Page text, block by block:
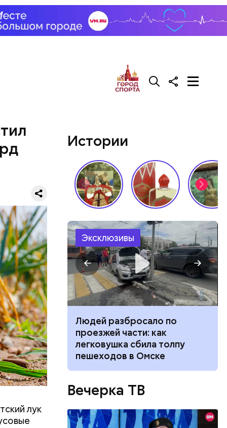
лук
со
и
это
Истории
Эксклюзивы
поможет ли
сбросить
Людей разбросало по
проезжей части: как
легковушка сбила толпу
пешеходов в Омске
Вечерка ТВ